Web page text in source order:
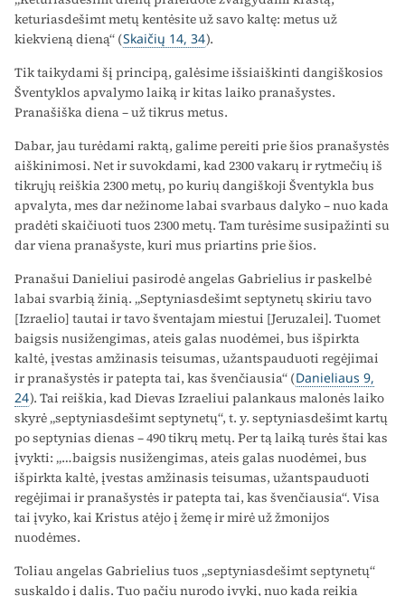
keturiasdešimt metų kentėsite už savo kaltę: metus už
kiekvieną dieną“ (Skaičių 14, 34).
Tik taikydami šį principą, galėsime išsiaiškinti dangiškosios
Šventyklos apvalymo laiką ir kitas laiko pranašystes.
Pranašiška diena – už tikrus metus.
Dabar, jau turėdami raktą, galime pereiti prie šios pranašystės
aiškinimosi. Net ir suvokdami, kad 2300 vakarų ir rytmečių iš
tikrųjų reiškia 2300 metų, po kurių dangiškoji Šventykla bus
apvalyta, mes dar nežinome labai svarbaus dalyko – nuo kada
pradėti skaičiuoti tuos 2300 metų. Tam turėsime susipažinti su
dar viena pranašyste, kuri mus priartins prie šios.
Pranašui Danieliui pasirodė angelas Gabrielius ir paskelbė
labai svarbią žinią. „Septyniasdešimt septynetų skiriu tavo
[Izraelio] tautai ir tavo šventajam miestui [Jeruzalei]. Tuomet
baigsis nusižengimas, ateis galas nuodėmei, bus išpirkta
kaltė, įvestas amžinasis teisumas, užantspauduoti regėjimai
ir pranašystės ir patepta tai, kas švenčiausia“ (Danieliaus 9,
24). Tai reiškia, kad Dievas Izraeliui palankaus malonės laiko
skyrė „septyniasdešimt septynetų“, t. y. septyniasdešimt kartų
po septynias dienas – 490 tikrų metų. Per tą laiką turės štai kas
įvykti: „…baigsis nusižengimas, ateis galas nuodėmei, bus
išpirkta kaltė, įvestas amžinasis teisumas, užantspauduoti
regėjimai ir pranašystės ir patepta tai, kas švenčiausia“. Visa
tai įvyko, kai Kristus atėjo į žemę ir mirė už žmonijos
nuodėmes.
Toliau angelas Gabrielius tuos „septyniasdešimt septynetų“
suskaldo į dalis. Tuo pačiu nurodo įvykį, nuo kada reikia